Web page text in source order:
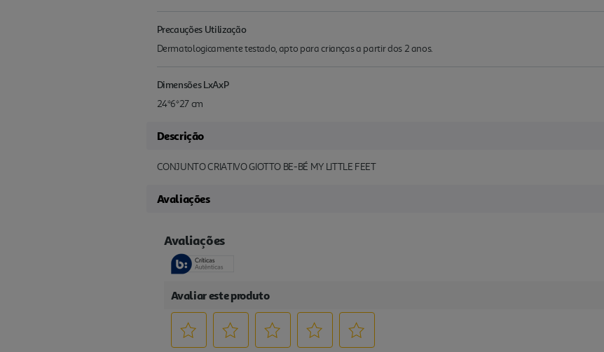
Precauções Utilização
Dermatologicamente testado, apto para crianças a partir dos 2 anos.
Dimensões LxAxP
24*6*27 cm
Descrição
CONJUNTO CRIATIVO GIOTTO BE-BÉ MY LITTLE FEET
Avaliações